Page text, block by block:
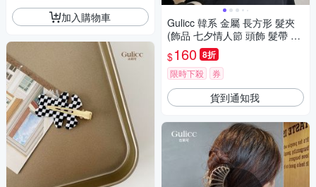
加入購物車
Gulicc 韓系 金屬 長方形 髮夾
(飾品 七夕情人節 頭飾 髮帶 髮
箍 生日禮物 主題穿搭 約會 )
$160 8折
限時下殺 券
貨到通知我